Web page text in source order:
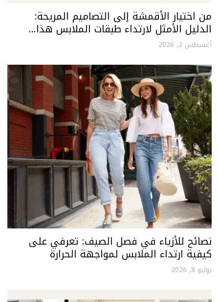
من اختيار الأقمشة إلى التصاميم المريحة:
الدليل الأمثل لارتداء طبقات الملابس هذا…
أغسطس 2, 2026
نصائح للأزياء في فصل الصيف: تعرفي على
كيفية ارتداء الملابس لمواجهة الحرارة
يوليو 8, 2026